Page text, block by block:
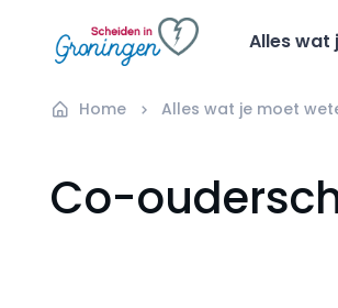
Alles wat
Home Alles wat je moet
Co-